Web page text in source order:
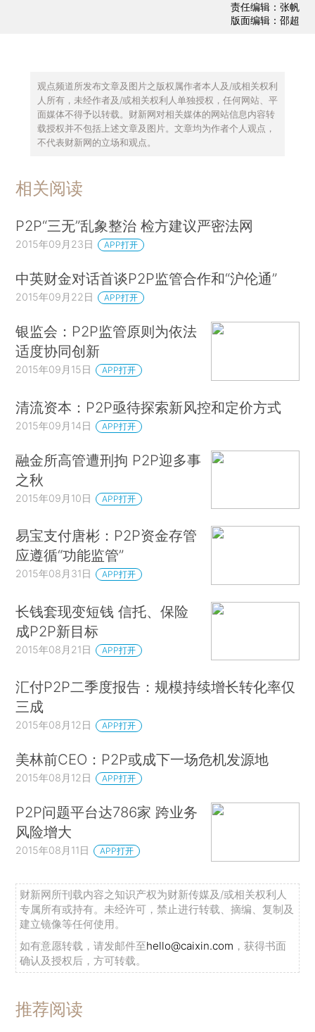
责任编辑：张帆
版面编辑：邵超
观点频道所发布文章及图片之版权属作者本人及/或相关权利
人所有，未经作者及/或相关权利人单独授权，任何网站、平
面媒体不得予以转载。财新网对相关媒体的网站信息内容转
载授权并不包括上述文章及图片。文章均为作者个人观点，
不代表财新网的立场和观点。
相关阅读
P2P“三无”乱象整治 检方建议严密法网
2015年09月23日 APP打开
中英财金对话首谈P2P监管合作和“沪伦通”
2015年09月22日 APP打开
银监会：P2P监管原则为依法
适度协同创新
2015年09月15日 APP打开
清流资本：P2P亟待探索新风控和定价方式
2015年09月14日 APP打开
融金所高管遭刑拘 P2P迎多事
之秋
2015年09月10日 APP打开
易宝支付唐彬：P2P资金存管
应遵循“功能监管”
2015年08月31日 APP打开
长钱套现变短钱 信托、保险
成P2P新目标
2015年08月21日 APP打开
汇付P2P二季度报告：规模持续增长转化率仅
三成
2015年08月12日 APP打开
美林前CEO：P2P或成下一场危机发源地
2015年08月12日 APP打开
P2P问题平台达786家 跨业务
风险增大
2015年08月11日 APP打开
财新网所刊载内容之知识产权为财新传媒及/或相关权利人
专属所有或持有。未经许可，禁止进行转载、摘编、复制及
建立镜像等任何使用。
如有意愿转载，请发邮件至hello@caixin.com ，获得书面
确认及授权后，方可转载。
推荐阅读